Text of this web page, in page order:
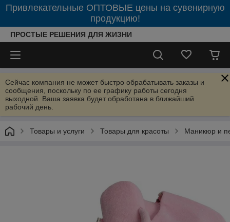
Привлекательные ОПТОВЫЕ цены на сувенирную
продукцию!
ПРОСТЫЕ РЕШЕНИЯ ДЛЯ ЖИЗНИ
Сейчас компания не может быстро обрабатывать заказы и
сообщения, поскольку по ее графику работы сегодня
выходной. Ваша заявка будет обработана в ближайший
рабочий день.
Товары и услуги Товары для красоты Маникюр и